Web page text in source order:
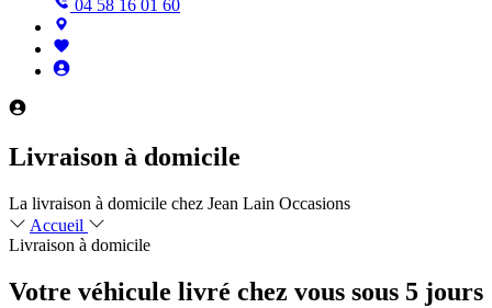
04 58 16 01 60
Livraison à domicile
La livraison à domicile chez Jean Lain Occasions
Accueil
Livraison à domicile
Votre véhicule livré chez vous sous 5 jours